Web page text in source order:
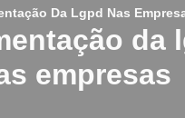
Da Lgpd Nas
empresas